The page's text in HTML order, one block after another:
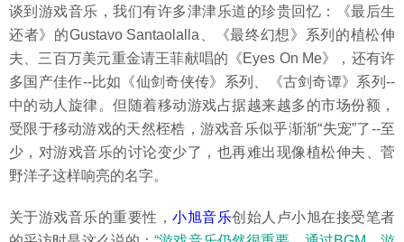
谈到游戏音乐，我们有许多津津乐道的珍贵回忆：《最后生
还者》的Gustavo Santaolalla、《最终幻想》系列的植松伸
夫、三百万美元重金请王菲献唱的《Eyes On Me》，还有许
多国产佳作--比如《仙剑奇侠传》系列、《古剑奇谭》系列--
中的动人旋律。但随着移动游戏占据越来越多的市场份额，
受限于移动游戏的天然桎梏，游戏音乐似乎渐渐“失宠”了--至
少，对游戏音乐的讨论变少了，也再难出现像植松伸夫、菅
野洋子这样响亮的名字。
关于游戏音乐的重要性，小旭音乐创始人卢小旭在接受笔者